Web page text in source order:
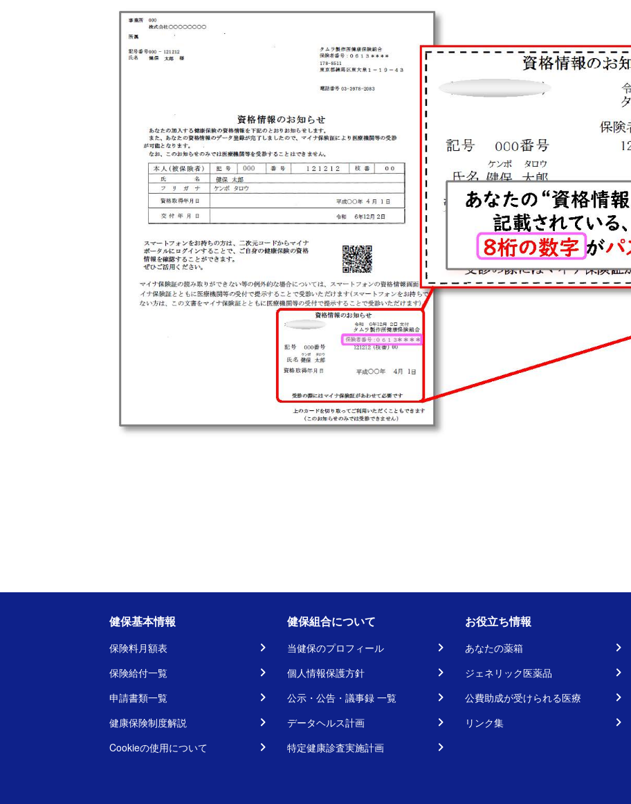
健保基本情報
保険料月額表
保険給付一覧
申請書類一覧
健康保険制度解説
Cookieの使用について
健保組合について
当健保のプロフィール
個人情報保護方針
公示・公告・議事録 一覧
データヘルス計画
特定健康診査実施計画
お役立ち情報
あなたの薬箱
ジェネリック医薬品
公費助成が受けられる医療
リンク集